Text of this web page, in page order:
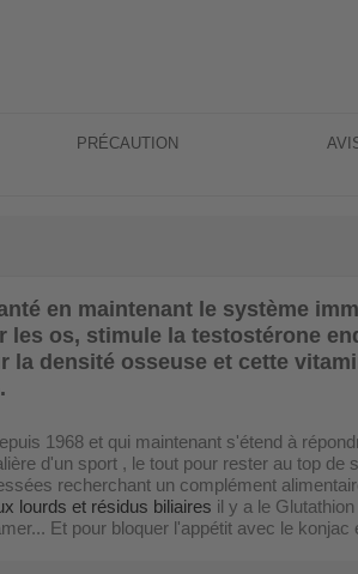
PRÉCAUTION
en maintenant le système
os, stimule la testostérone
densité osseuse et cette
.
1968 et qui maintenant s'étend à
d'un sport , le tout pour rester au top de
recherchant un complément
lourds et résidus biliaires il y a le
Et pour bloquer l'appétit avec le konjac